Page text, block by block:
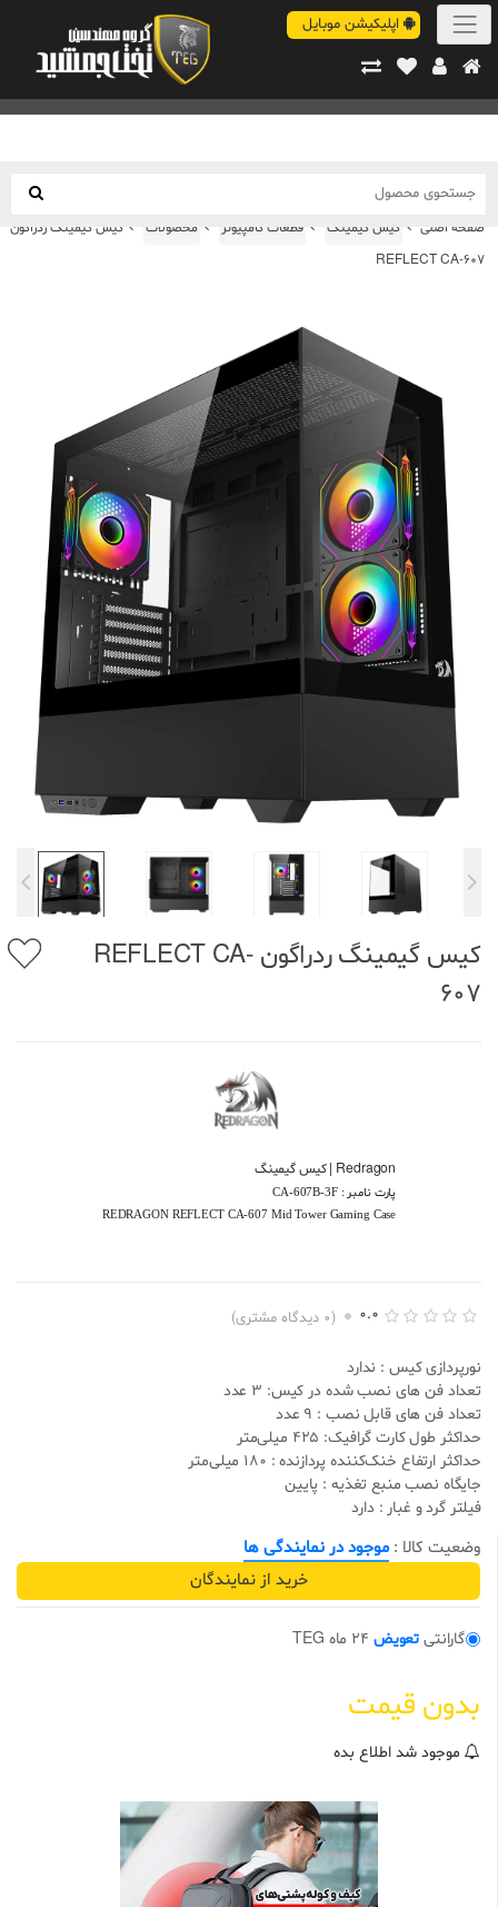
اپلیکیشن موبایل
صفحه اصلی محصولات قطعات کامپیوتر کیس گیمینگ
کیس گیمینگ ردراگون
REFLECT CA-607
کیس گیمینگ ردراگون REFLECT CA-
607
Redragon | کیس گیمینگ
پارت نامبر :CA-607B-3F
REDRAGON REFLECT CA-607 Mid Tower Gaming Case
ت
ی
ز
د
ی
0
.
0
ز
5
ر
س
ا
ت
ا
ز
0.0
(
0 دیدگاه مشتری)
نورپردازی کیس : ندارد
تعداد فن های نصب شده در کیس: 3 عدد
تعداد فن های قابل نصب : 9 عدد
حداکثر طول کارت گرافیک: 425 میلی‌متر
حداکثر ارتفاع خنک‌کننده پردازنده : 180 میلی‌متر
جایگاه نصب منبع تغذیه : پایین
فیلتر گرد و غبار : دارد
وضعیت کالا : موجود در نمایندگی ها
خرید از نمایندگان
گارانتی تعویض
بدون قیمت
موجود شد اطلاع بده